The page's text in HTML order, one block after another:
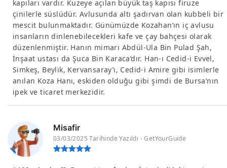
kapıları vardır. Kuzeye açılan büyük taş kapısı firuze
çinilerle süslüdür. Avlusunda altı şadırvan olan kubbeli bir
mescit bulunmaktadır. Günümüzde Kozahan’ın iç avlusu
insanların dinlenebilecekleri kafe ve çay bahçesi olarak
düzenlenmiştir. Hanın mimarı Abdül-Ula Bin Pulad Şah,
İnşaat ustası da Şuca Bin Karaca’dır. Han-ı Cedid-i Evvel,
Simkeş, Beylik, Kervansaray’ı, Cedid-i Amire gibi isimlerle
anılan Koza Hanı, eskiden olduğu gibi şimdi de Bursa’nın
ipek ve ticaret merkezidir.
Misafir
03/03/2025 Tarihinde Yazıldı - GetYourGuide